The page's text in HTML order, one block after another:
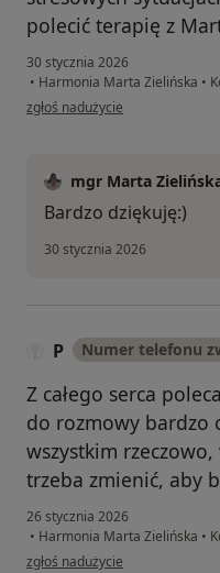
polecić terapię z
30 stycznia 2026
• Harmonia Marta Zielińska •
w opinii użytkownika Mateusz
zgłoś nadużycie
mgr Marta
Bardzo dziękuję:)
30 stycznia 2026
P Numer telefonu
Z całego serca
do rozmowy bardzo
wszystkim
trzeba zmienić, aby
26 stycznia 2026
• Harmonia Marta Zielińska •
w opinii użytkownika P
zgłoś nadużycie